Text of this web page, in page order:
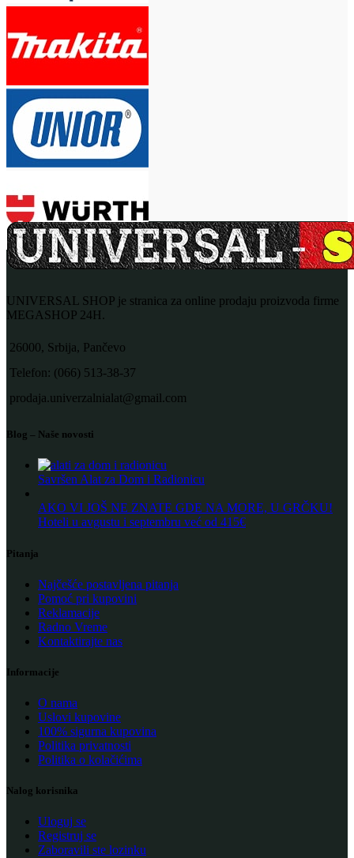
UNIVERSAL SHOP je stranica za online prodaju proizvoda firme
MEGASHOP 24H.
26000, Srbija, Pančevo
Telefon: (066) 513-38-37
prodaja.univerzalnialat@gmail.com
Blog – Naše novosti
Savršen Alat za Dom i Radionicu
AKO VI JOŠ NE ZNATE GDE NA MORE, U GRČKU!
Hoteli u avgustu i septembru već od 415€
Pitanja
Najčešće postavljena pitanja
Pomoć pri kupovini
Reklamacije
Radno Vreme
Kontaktirajte nas
Informacije
O nama
Uslovi kupovine
100% sigurna kupovina
Politika privatnosti
Politika o kolačićima
Nalog korisnika
Uloguj se
Registruj se
Zaboravili ste lozinku